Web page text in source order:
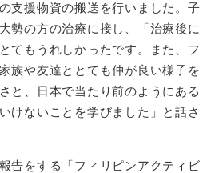
支援物資の搬送を行いました。子
勢の方の治療に接し、「治療後に
てもうれしかったです。また、フ
族や友達ととても仲が良い様子を
と、日本で当たり前のようにある
けないことを学びました」と話さ
告をする「フィリピンアクティビ